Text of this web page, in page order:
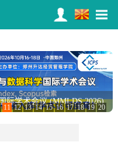
际学术会议 (MMLDS 2026)
11 12 13 14 15 16 17 18 19 20